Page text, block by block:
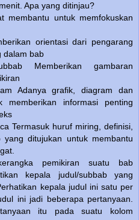
Apa yang ditinjau?
membantu untuk memfokuskan
orientasi dari pengarang
dalam bab
Memberikan gambaran
Adanya grafik, diagram dan
memberikan informasi penting
Termasuk huruf miring, definisi,
ditujukan untuk membantu
pemikiran suatu bab
kepala judul/subbab yang
kepala judul ini satu per
ini jadi beberapa pertanyaan.
itu pada suatu kolom